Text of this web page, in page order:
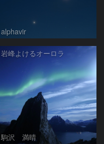
alphavir
岩峰よけるオーロラ
駒沢 満晴